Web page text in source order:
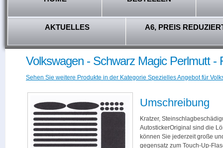
AKTUELLES A6, PREIS
Volkswagen - Schwarz Magic Perlmutt -
Sehen Sie weitere Produkte in der Kategorie Spezielles Angebot für
Umschreibung
Kratzer,
AutostickerOriginal sind die
können Sie jederzeit große
gegensatz zum Touch-Up-